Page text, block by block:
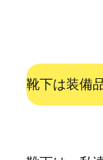
靴下は装備